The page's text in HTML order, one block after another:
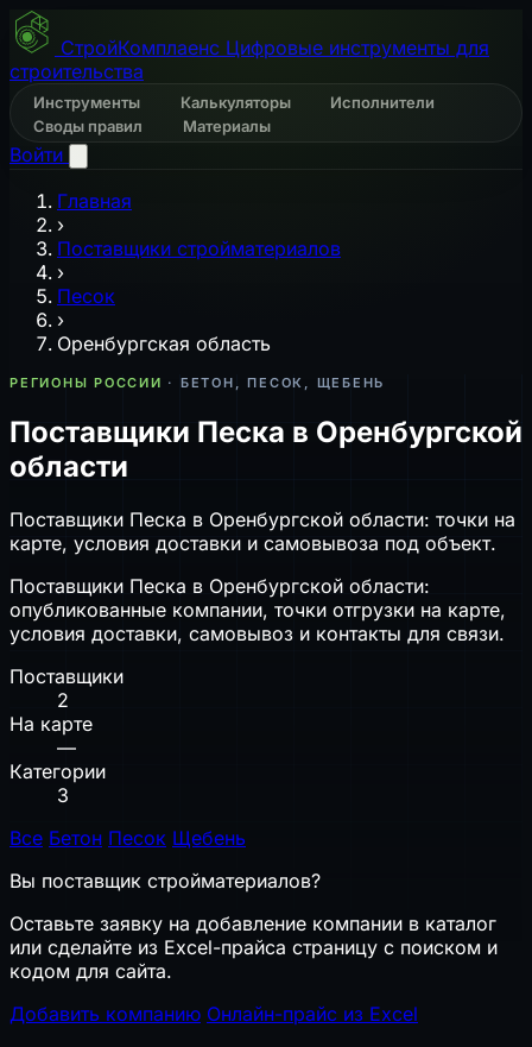
СтройКомплаенс Цифровые инструменты для
строительства
Инструменты Калькуляторы
Исполнители
Своды правил
Материалы
Войти
Главная
›
Поставщики стройматериалов
›
Песок
›
Оренбургская область
РЕГИОНЫ РОССИИ · БЕТОН, ПЕСОК, ЩЕБЕНЬ
Поставщики Песка в Оренбургской
области
Поставщики Песка в Оренбургской области: точки на
карте, условия доставки и самовывоза под объект.
Поставщики Песка в Оренбургской области:
опубликованные компании, точки отгрузки на карте,
условия доставки, самовывоз и контакты для связи.
Поставщики
2
На карте
—
Категории
3
Все Бетон Песок Щебень
Вы поставщик стройматериалов?
Оставьте заявку на добавление компании в каталог
или сделайте из Excel-прайса страницу с поиском и
кодом для сайта.
Добавить компанию Онлайн-прайс из Excel